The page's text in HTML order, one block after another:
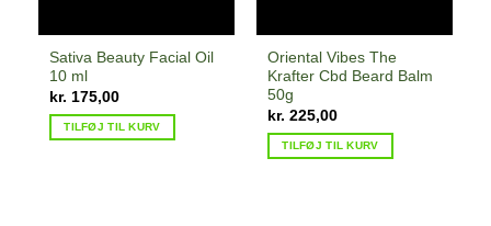
Sativa Beauty Facial Oil
10 ml
kr. 175,00
TILFØJ TIL KURV
Oriental Vibes The
Krafter Cbd Beard Balm
50g
kr. 225,00
TILFØJ TIL KURV